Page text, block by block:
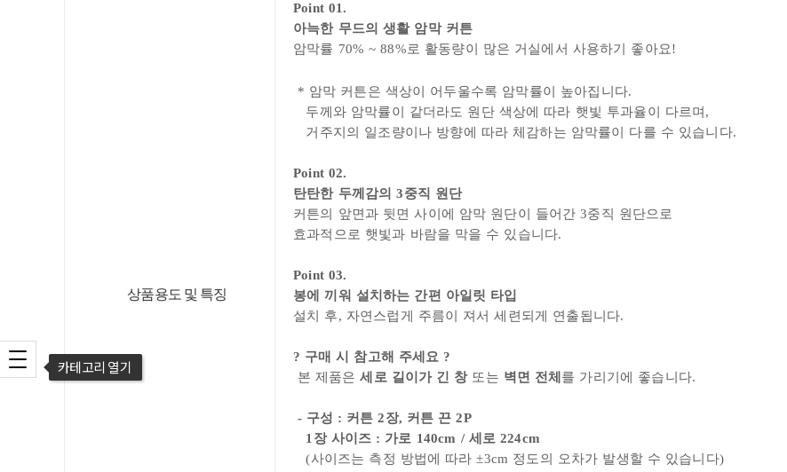
카테고리 열기
상품용도 및 특징
Point 01.
아늑한 무드의 생활 암막 커튼
암막률 70% ~ 88%로 활동량이 많은 거실에서 사용하기 좋아요!
* 암막 커튼은 색상이 어두울수록 암막률이 높아집니다.
두께와 암막률이 같더라도 원단 색상에 따라 햇빛 투과율이 다르며,
거주지의 일조량이나 방향에 따라 체감하는 암막률이 다를 수 있습니다.
Point 02.
탄탄한 두께감의 3중직 원단
커튼의 앞면과 뒷면 사이에 암막 원단이 들어간 3중직 원단으로
효과적으로 햇빛과 바람을 막을 수 있습니다.
Point 03.
봉에 끼워 설치하는 간편 아일릿 타입
설치 후, 자연스럽게 주름이 져서 세련되게 연출됩니다.
? 구매 시 참고해 주세요 ?
본 제품은 세로 길이가 긴 창또는 벽면 전체 를 가리기에 좋습니다.
- 구성 : 커튼 2장, 커튼 끈 2P
1장 사이즈 : 가로 140cm / 세로 224cm
(사이즈는 측정 방법에 따라±3cm 정도의 오차가 발생할 수 있습니다)